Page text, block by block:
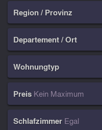
Region / Provinz
Departement / Ort
Wohnungtyp
Preis Kein Maximum
Schlafzimmer Egal